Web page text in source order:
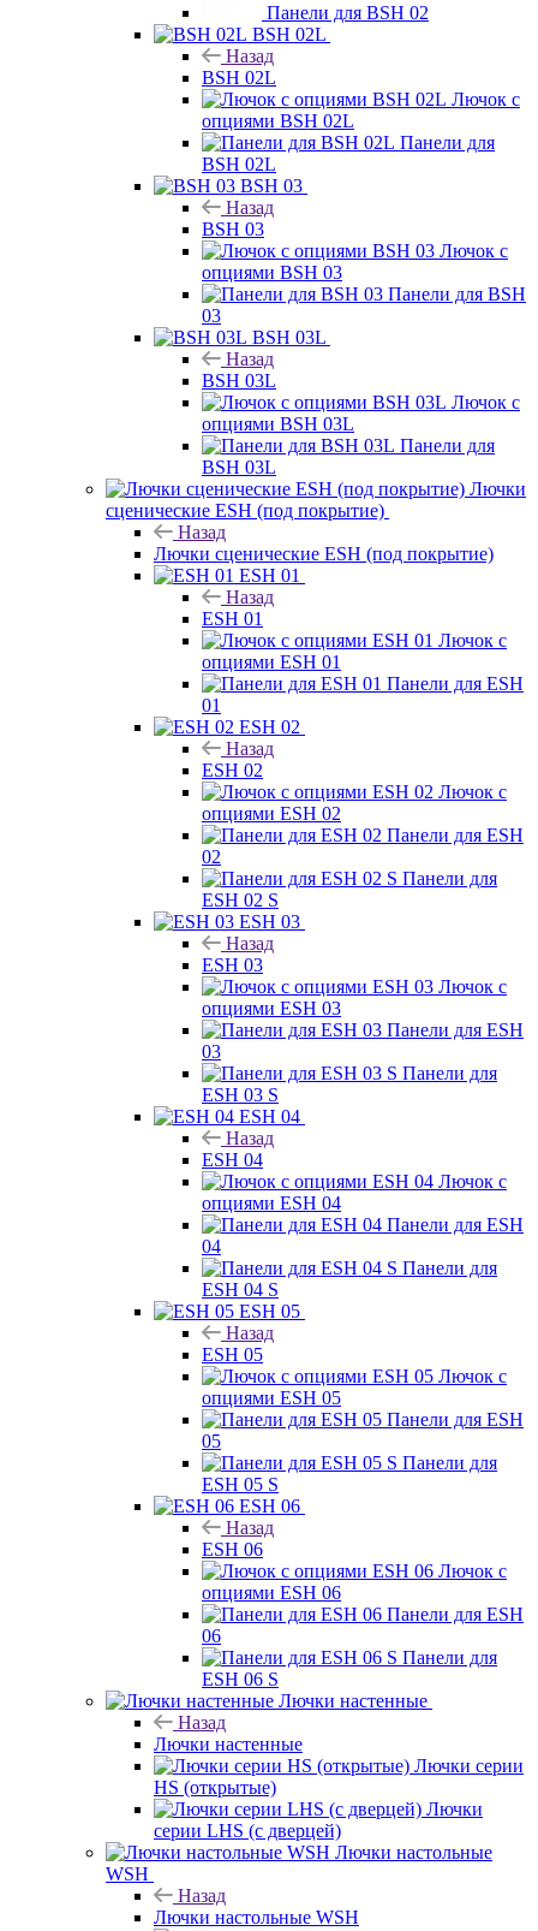
Панели для BSH 02
BSH 02L
Назад
BSH 02L
Лючок с
опциями BSH 02L
Панели для
BSH 02L
BSH 03
Назад
BSH 03
Лючок с
опциями BSH 03
Панели для BSH
03
BSH 03L
Назад
BSH 03L
Лючок с
опциями BSH 03L
Панели для
BSH 03L
Лючки
сценические ESH (под покрытие)
Назад
Лючки сценические ESH (под покрытие)
ESH 01
Назад
ESH 01
Лючок с
опциями ESH 01
Панели для ESH
01
ESH 02
Назад
ESH 02
Лючок с
опциями ESH 02
Панели для ESH
02
Панели для
ESH 02 S
ESH 03
Назад
ESH 03
Лючок с
опциями ESH 03
Панели для ESH
03
Панели для
ESH 03 S
ESH 04
Назад
ESH 04
Лючок с
опциями ESH 04
Панели для ESH
04
Панели для
ESH 04 S
ESH 05
Назад
ESH 05
Лючок с
опциями ESH 05
Панели для ESH
05
Панели для
ESH 05 S
ESH 06
Назад
ESH 06
Лючок с
опциями ESH 06
Панели для ESH
06
Панели для
ESH 06 S
Лючки настенные
Назад
Лючки настенные
Лючки серии
HS (открытые)
Лючки
серии LHS (с дверцей)
Лючки настольные
WSH
Назад
Лючки настольные WSH